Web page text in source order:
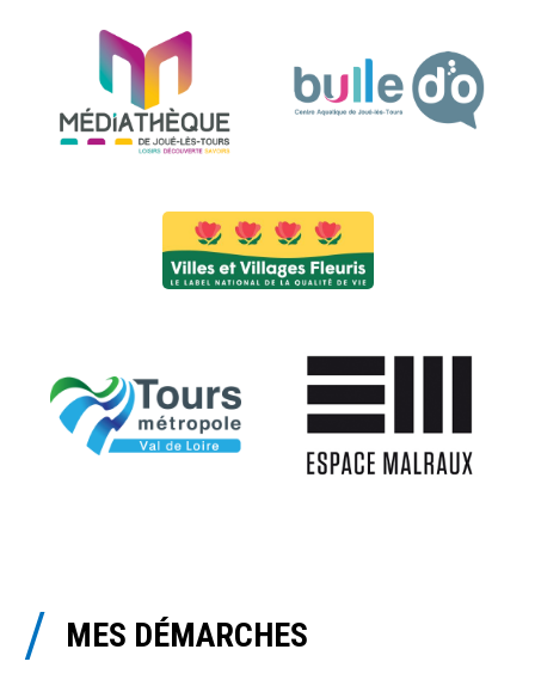
MES DÉMARCHES